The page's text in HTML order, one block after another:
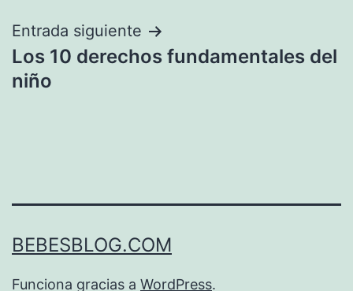
Entrada siguiente
Los 10 derechos fundamentales del
niño
BEBESBLOG.COM
Funciona gracias a WordPress.